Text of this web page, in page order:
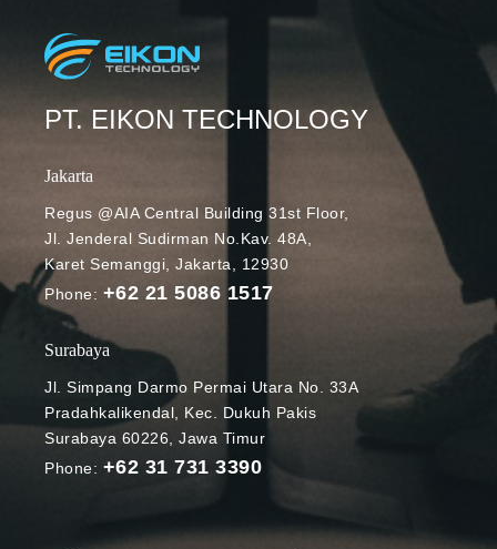
seperti
yang belum
memungkinka
murid bertatap
muka
langsung.
Melalui
Google for
Education,
peningkatan
mutu
pembelajaran
sangat
dilakukan
PT. EIKON TECHNOLOGY
Jakarta
Regus @AIA Central Building 31st Floor,
Jl. Jenderal Sudirman No.Kav. 48A,
Karet Semanggi, Jakarta, 12930
Phone: +62 21 5086 1517
Surabaya
Jl. Simpang Darmo Permai Utara No. 33A
Pradahkalikendal, Kec. Dukuh Pakis
Surabaya 60226, Jawa Timur
Phone: +62 31 731 3390